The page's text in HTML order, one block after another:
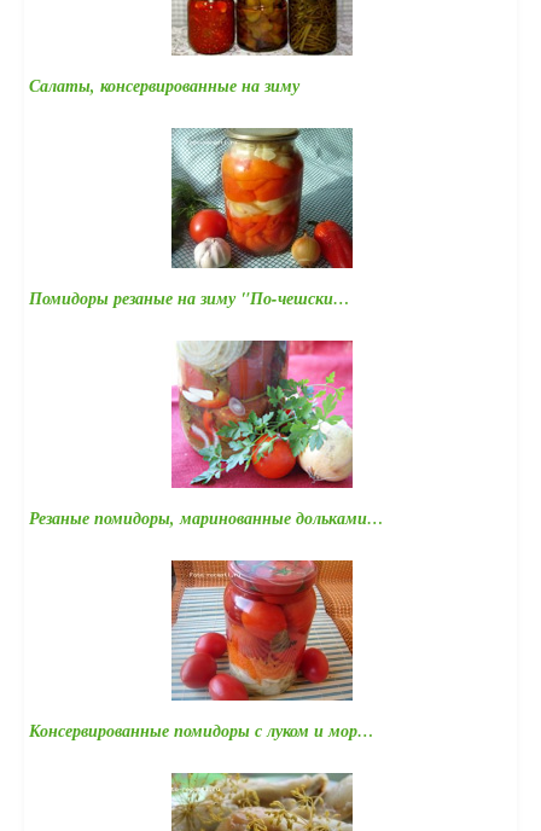
Салаты, консервированные на зиму
Помидоры резаные на зиму "По-чешски…
Резаные помидоры, маринованные дольками…
Консервированные помидоры с луком и мор…